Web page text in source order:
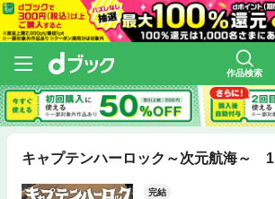
作品検索
キャプテンハーロック～次元航海～ 1
完結